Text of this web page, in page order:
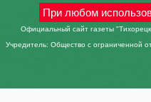
При любом
Официальный сайт газеты
Учредитель: Общество с ограниченной